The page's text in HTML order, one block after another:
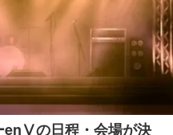
enⅤの日程・会場が決